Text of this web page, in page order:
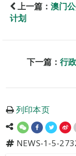
上一篇： 澳门
计划
下一篇： 行
列印本页
NEWS-1-5-